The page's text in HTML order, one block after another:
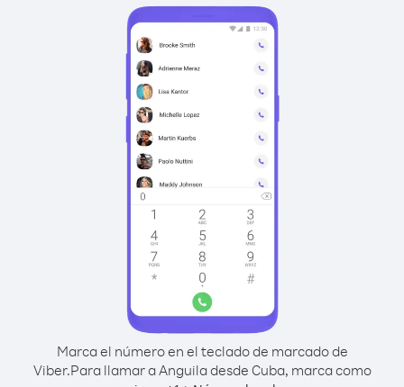
Marca el número en el teclado de marcado de
Viber.Para llamar a Anguila desde Cuba, marca como